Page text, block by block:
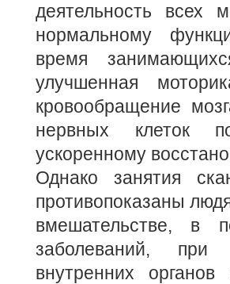
деятельность всех
нормальному
время
улучшенная
кровообращение
нервных клеток
ускоренному
Однако занятия
противопоказаны
вмешательстве, в
заболеваний, при
внутренних